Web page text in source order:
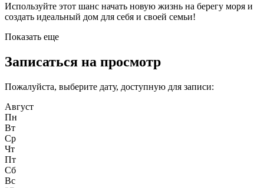
Используйте этот шанс начать новую жизнь на берегу моря и
создать идеальный дом для себя и своей семьи!
Показать еще
Записаться на просмотр
Пожалуйста, выберите дату, доступную для записи:
Август
Пн
Вт
Ср
Чт
Пт
Сб
Вс